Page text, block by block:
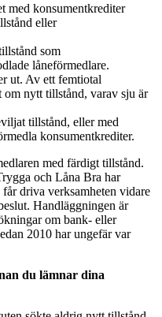
med konsumentkrediter
eller
som
låneförmedlare.
ut. Av ett femtiotal
nytt tillstånd, varav sju är
tillstånd, eller med
konsumentkrediter.
med färdigt tillstånd.
och Låna Bra har
driva verksamheten vidare
Handläggningen är
om bank- eller
2010 har ungefär var
du lämnar dina